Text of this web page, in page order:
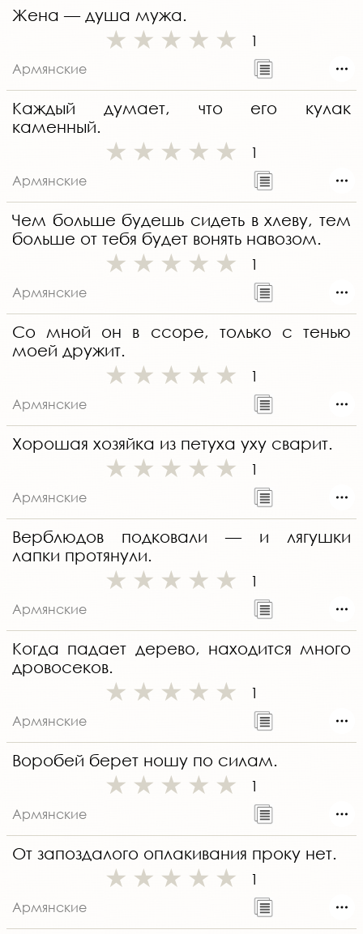
Жена — душа мужа.
1
Армянские
Каждый думает, что его кулак
каменный.
1
Армянские
Чем больше будешь сидеть в хлеву, тем
больше от тебя будет вонять навозом.
1
Армянские
Со мной он в ссоре, только с тенью
моей дружит.
1
Армянские
Хорошая хозяйка из петуха уху сварит.
1
Армянские
Верблюдов подковали — и лягушки
лапки протянули.
1
Армянские
Когда падает дерево, находится много
дровосеков.
1
Армянские
Воробей берет ношу по силам.
1
Армянские
От запоздалого оплакивания проку нет.
1
Армянские